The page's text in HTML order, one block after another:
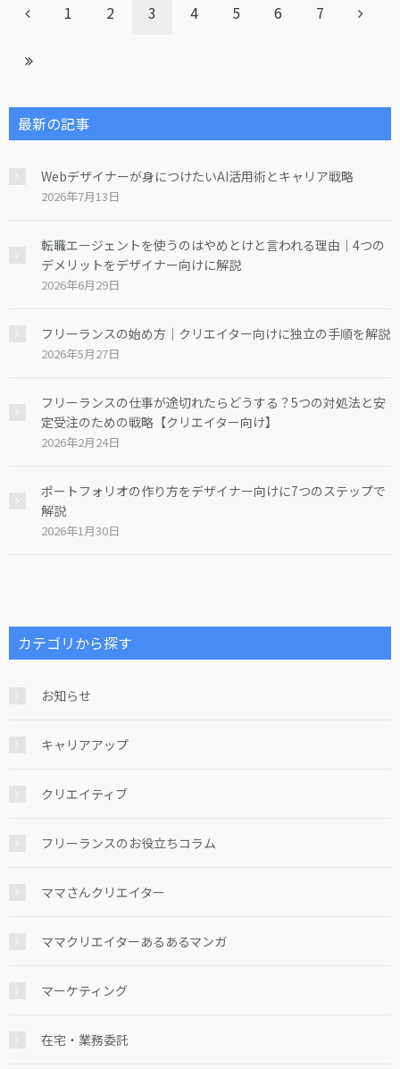
1 2 3 4 5 6 7
最新の記事
Webデザイナーが身につけたいAI活用術とキャリア戦略
2026年7月13日
転職エージェントを使うのはやめとけと言われる理由｜4つの
デメリットをデザイナー向けに解説
2026年6月29日
フリーランスの始め方｜クリエイター向けに独立の手順を解説
2026年5月27日
フリーランスの仕事が途切れたらどうする？5つの対処法と安
定受注のための戦略【クリエイター向け】
2026年2月24日
ポートフォリオの作り方をデザイナー向けに7つのステップで
解説
2026年1月30日
カテゴリから探す
お知らせ
キャリアアップ
クリエイティブ
フリーランスのお役立ちコラム
ママさんクリエイター
ママクリエイターあるあるマンガ
マーケティング
在宅・業務委託